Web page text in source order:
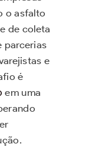
o asfalto
de coleta
parcerias
e
é
em uma